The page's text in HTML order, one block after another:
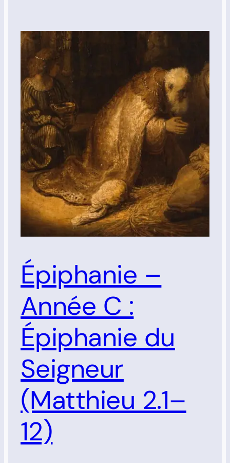
Épiphanie –
Année C :
Épiphanie du
Seigneur
(Matthieu 2.1–
12)